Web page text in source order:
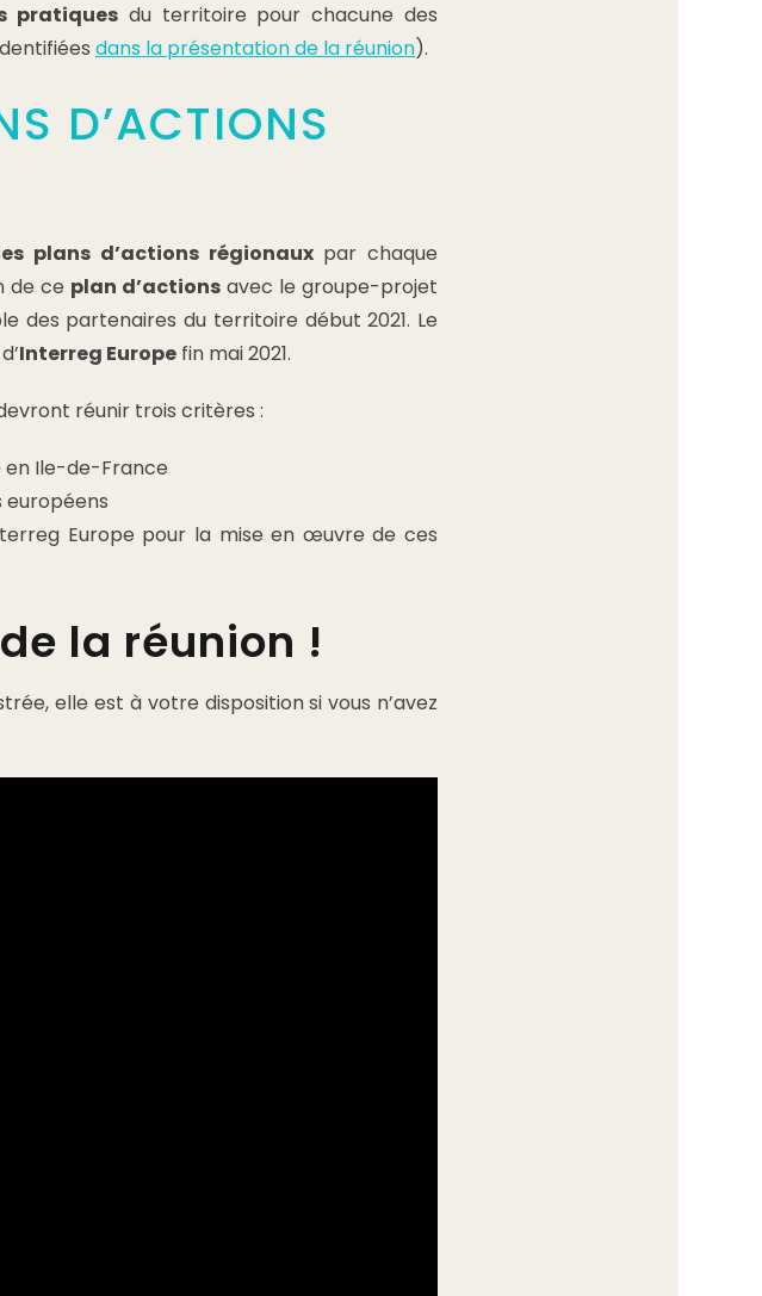
pratiquesdu territoire pour chacune des
dans la présentation de la réunion).
D’ACTIONS
plans d’actions régionaux par chaque
de ce plan d’actions avec le groupe-projet
des partenaires du territoire début 2021. Le
Interreg Europe fin mai 2021.
réunir trois critères :
en Ile-de-France
européens
Europe pour la mise en œuvre de ces
la réunion !
elle est à votre disposition si vous n’avez